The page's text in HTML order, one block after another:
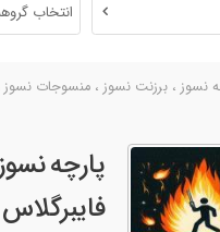
انتخاب
نسوز ، برزنت نسوز ، منسوجات نسوز
پارچه
فایبرگلاس